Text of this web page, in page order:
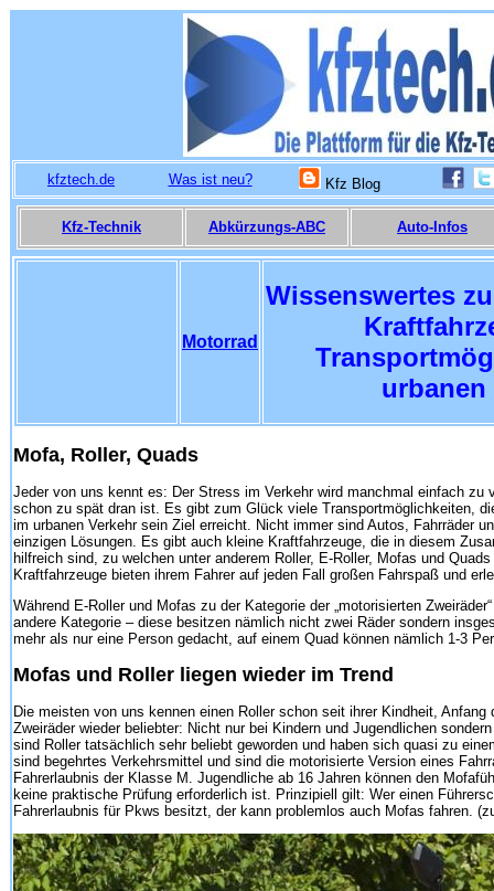
kfztech.de Was ist neu? Kfz Blog
Kfz-Technik Abkürzungs-ABC Auto-Infos
Motorrad
Wissenswertes
urbanen
Mofa, Roller, Quads
Jeder von uns kennt es: Der Stress im Verkehr wird manchmal einfach zu
schon zu spät dran ist. Es gibt zum Glück viele Transportmöglichkeiten,
im urbanen Verkehr sein Ziel erreicht. Nicht immer sind Autos, Fahrräder
einzigen Lösungen. Es gibt auch kleine Kraftfahrzeuge, die in diesem
hilfreich sind, zu welchen unter anderem Roller, E-Roller, Mofas und
Kraftfahrzeuge bieten ihrem Fahrer auf jeden Fall großen Fahrspaß und
Während E-Roller und Mofas zu der Kategorie der „motorisierten
andere Kategorie – diese besitzen nämlich nicht zwei Räder sondern
mehr als nur eine Person gedacht, auf einem Quad können nämlich 1-3
Mofas und Roller liegen wieder im Trend
Die meisten von uns kennen einen Roller schon seit ihrer Kindheit, Anfang
Zweiräder wieder beliebter: Nicht nur bei Kindern und Jugendlichen
sind Roller tatsächlich sehr beliebt geworden und haben sich quasi zu
sind begehrtes Verkehrsmittel und sind die motorisierte Version eines
Fahrerlaubnis der Klasse M. Jugendliche ab 16 Jahren können den
keine praktische Prüfung erforderlich ist. Prinzipiell gilt: Wer einen
Fahrerlaubnis für Pkws besitzt, der kann problemlos auch Mofas fahren.